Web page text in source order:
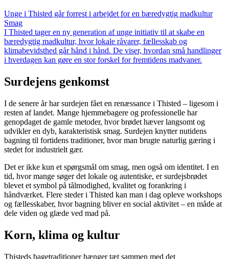
Unge i Thisted går forrest i arbejdet for en bæredygtig madkultur
Smag
I Thisted tager en ny generation af unge initiativ til at skabe en
bæredygtig madkultur, hvor lokale råvarer, fællesskab og
klimabevidsthed går hånd i hånd. De viser, hvordan små handlinger
i hverdagen kan gøre en stor forskel for fremtidens madvaner.
Surdejens genkomst
I de senere år har surdejen fået en renæssance i Thisted – ligesom i
resten af landet. Mange hjemmebagere og professionelle har
genopdaget de gamle metoder, hvor brødet hæver langsomt og
udvikler en dyb, karakteristisk smag. Surdejen knytter nutidens
bagning til fortidens traditioner, hvor man brugte naturlig gæring i
stedet for industrielt gær.
Det er ikke kun et spørgsmål om smag, men også om identitet. I en
tid, hvor mange søger det lokale og autentiske, er surdejsbrødet
blevet et symbol på tålmodighed, kvalitet og forankring i
håndværket. Flere steder i Thisted kan man i dag opleve workshops
og fællesskaber, hvor bagning bliver en social aktivitet – en måde at
dele viden og glæde ved mad på.
Korn, klima og kultur
Thisteds bagetraditioner hænger tæt sammen med det